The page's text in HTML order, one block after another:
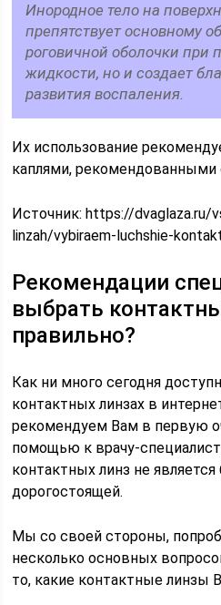
Инородное тело на
препятствует основному
роговичной оболочки при
жидкости, но и создает
развития воспаления.
Их использование
каплями, рекомендованными
Источник:https://dvaglaza.ru/
linzah/vybiraem-luchshie-
Рекомендации
выбрать
правильно?
Как ни много сегодня
контактных линзах в
рекомендуем Вам в первую
помощью к врачу-
контактных линз не является
дорогостоящей.
Мы со своей стороны,
несколько основных
то, какие контактные линзы